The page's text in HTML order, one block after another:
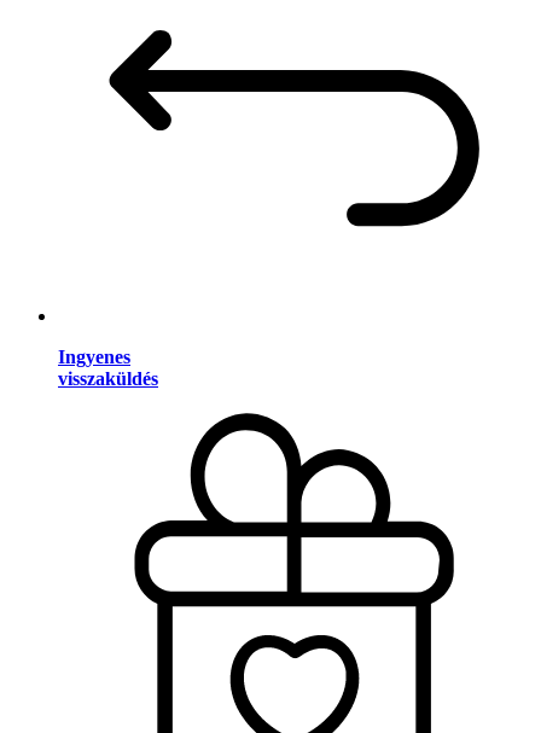
Ingyenes
visszaküldés